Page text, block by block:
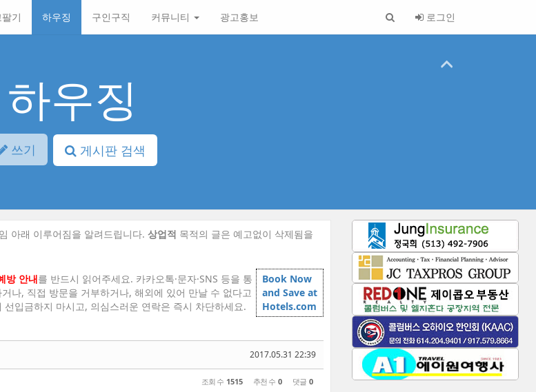
기 하우징 구인구직 커뮤니티 광고홍보 로그인
하우징
쓰기 게시판 검색
아래 이루어짐을 알려드립니다. 상업적 목적의 글은 예고없이 삭제됨을
방 안내를 반드시 읽어주세요. 카카오톡·문자·SNS 등을 통
나, 직접 방문을 거부하거나, 해외에 있어 만날 수 없다고
입금하지 마시고, 의심스러운 연락은 즉시 차단하세요.
Book Now
and Save at
Hotels.com
2017.05.31 22:39
조회 수 1515 추천 수 0 댓글 0